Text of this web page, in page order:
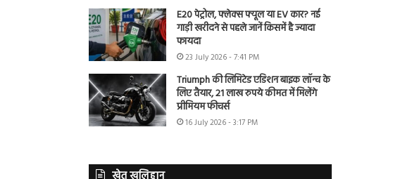
E20 पेट्रोल, फ्लेक्स फ्यूल या EV कार? नई
गाड़ी खरीदने से पहले जानें किसमें है ज्यादा
फायदा
23 July 2026 - 7:41 PM
Triumph की लिमिटेड एडिशन बाइक लॉन्च के
लिए तैयार, 21 लाख रुपये कीमत में मिलेंगे
प्रीमियम फीचर्स
16 July 2026 - 3:17 PM